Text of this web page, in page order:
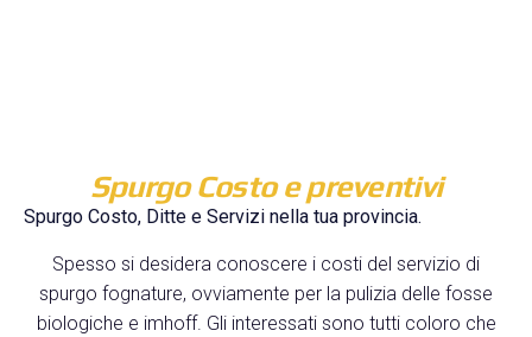
Spurgo Costo e preventivi
Spurgo Costo, Ditte e Servizi nella tua provincia.
Spesso si desidera conoscere i costi del servizio di
spurgo fognature, ovviamente per la pulizia delle fosse
biologiche e imhoff. Gli interessati sono tutti coloro che